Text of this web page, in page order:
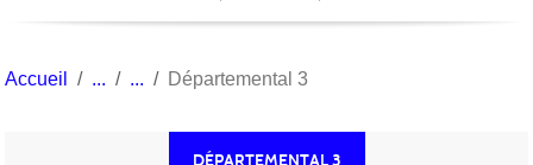
Accueil Départemental 3
DÉPARTEMENTAL 3